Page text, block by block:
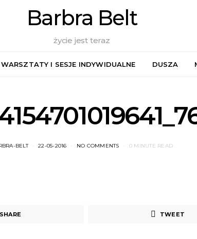
Barbra Belt
życie jest teraz
WARSZTATY I SESJE INDYWIDUALNE DUSZA
BELT 22-05-2016 NO COMMENTS 0 MINUTE READ
SHARE TWEET